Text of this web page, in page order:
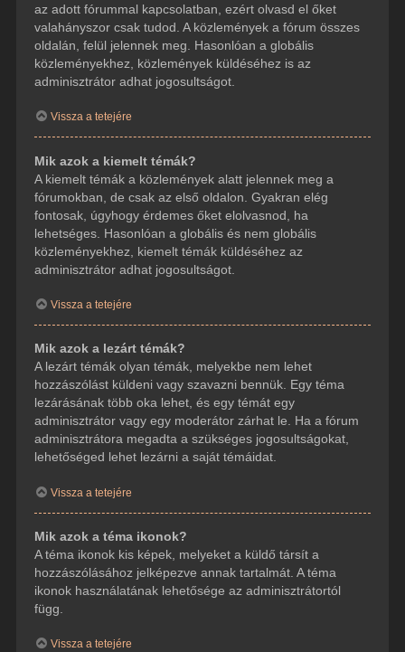
az adott fórummal kapcsolatban, ezért olvasd el őket
valahányszor csak tudod. A közlemények a fórum összes
oldalán, felül jelennek meg. Hasonlóan a globális
közleményekhez, közlemények küldéséhez is az
adminisztrátor adhat jogosultságot.
Vissza a tetejére
Mik azok a kiemelt témák?
A kiemelt témák a közlemények alatt jelennek meg a
fórumokban, de csak az első oldalon. Gyakran elég
fontosak, úgyhogy érdemes őket elolvasnod, ha
lehetséges. Hasonlóan a globális és nem globális
közleményekhez, kiemelt témák küldéséhez az
adminisztrátor adhat jogosultságot.
Vissza a tetejére
Mik azok a lezárt témák?
A lezárt témák olyan témák, melyekbe nem lehet
hozzászólást küldeni vagy szavazni bennük. Egy téma
lezárásának több oka lehet, és egy témát egy
adminisztrátor vagy egy moderátor zárhat le. Ha a fórum
adminisztrátora megadta a szükséges jogosultságokat,
lehetőséged lehet lezárni a saját témáidat.
Vissza a tetejére
Mik azok a téma ikonok?
A téma ikonok kis képek, melyeket a küldő társít a
hozzászólásához jelképezve annak tartalmát. A téma
ikonok használatának lehetősége az adminisztrátortól
függ.
Vissza a tetejére